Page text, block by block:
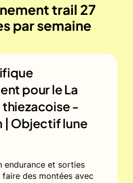
trail 27
par semaine
pour leLa
-
| Objectif lune
endurance et sorties
faire des montées avec